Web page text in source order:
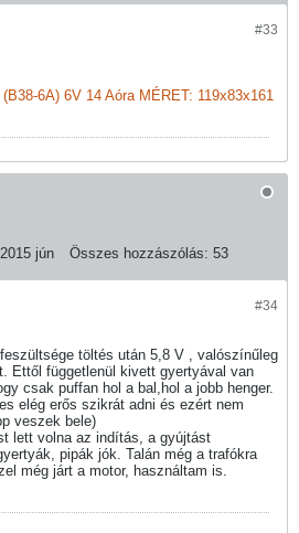
#33
6A) 6V 14 Aóra MÉRET: 119x83x161
2015 jún Összes hozzászólás: 53
#34
töltés után 5,8 V , valószínűleg
Ettől függetlenül kivett gyertyával van
csak puffan hol a bal,hol a jobb henger.
elég erős szikrát adni és ezért nem
veszek bele)
lett volna az indítás, a gyújtást
pipák jók. Talán még a trafókra
még járt a motor, használtam is.